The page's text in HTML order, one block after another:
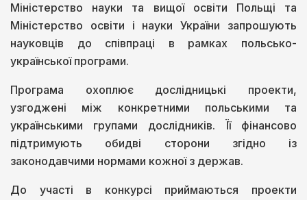
Міністерство науки та вищої освіти Польщі та
Міністерство освіти і науки України запрошують
науковців до співпраці в рамках польсько-
української програми.
Програма охоплює дослідницькі проекти,
узгоджені між конкретними польськими та
українськими групами дослідників. Її фінансово
підтримують обидві сторони згідно із
законодавчими нормами кожної з держав.
До участі в конкурсі приймаються проекти